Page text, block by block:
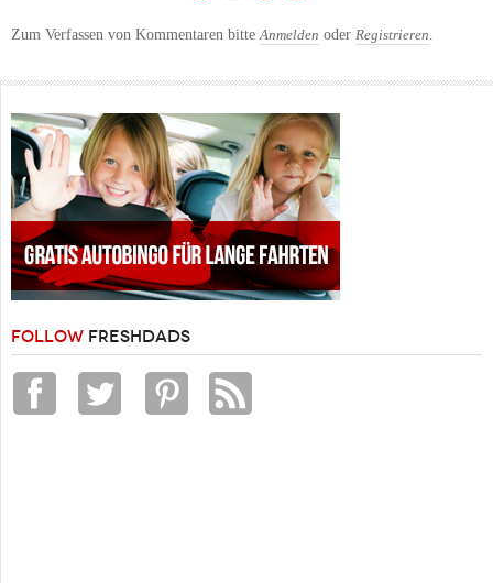
Zum Verfassen von Kommentaren bitte Anmelden oder Registrieren
FOLLOW FRESHDADS